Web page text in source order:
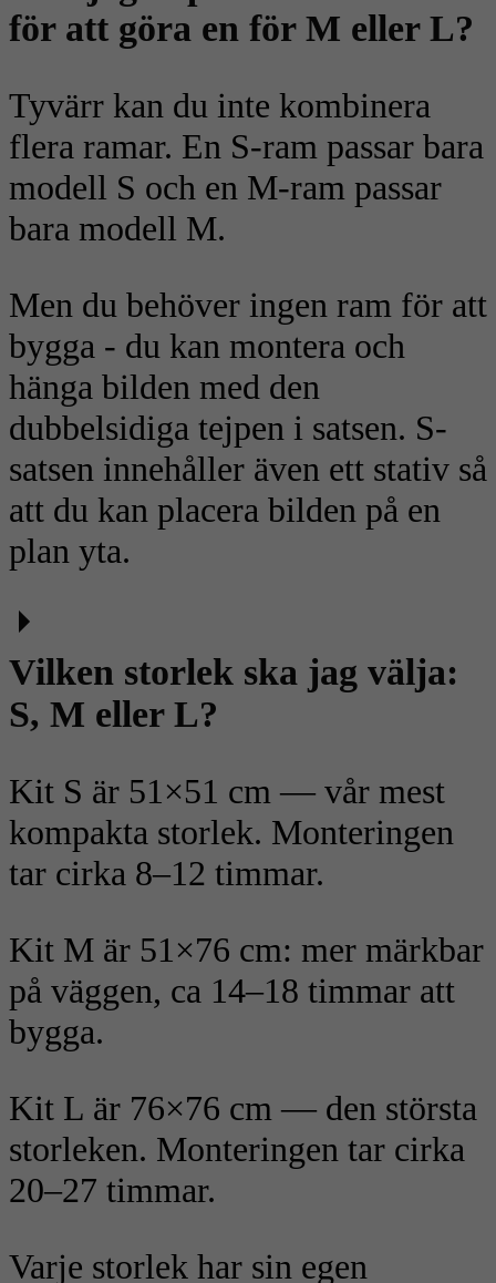
för att göra en för M eller L?
Tyvärr kan du inte kombinera
flera ramar. En S-ram passar bara
modell S och en M-ram passar
bara modell M.
Men du behöver ingen ram för att
bygga - du kan montera och
hänga bilden med den
dubbelsidiga tejpen i satsen. S-
satsen innehåller även ett stativ så
att du kan placera bilden på en
plan yta.
Vilken storlek ska jag välja:
S, M eller L?
Kit S är 51×51 cm — vår mest
kompakta storlek. Monteringen
tar cirka 8–12 timmar.
Kit M är 51×76 cm: mer märkbar
på väggen, ca 14–18 timmar att
bygga.
Kit L är 76×76 cm — den största
storleken. Monteringen tar cirka
20–27 timmar.
Varje storlek har sin egen